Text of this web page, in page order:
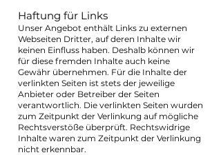
Haftung für Links
Unser Angebot enthält Links zu externen
Webseiten Dritter, auf deren Inhalte wir
keinen Einfluss haben. Deshalb können wir
für diese fremden Inhalte auch keine
Gewähr übernehmen. Für die Inhalte der
verlinkten Seiten ist stets der jeweilige
Anbieter oder Betreiber der Seiten
verantwortlich. Die verlinkten Seiten wurden
zum Zeitpunkt der Verlinkung auf mögliche
Rechtsverstöße überprüft. Rechtswidrige
Inhalte waren zum Zeitpunkt der Verlinkung
nicht erkennbar.